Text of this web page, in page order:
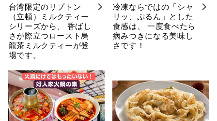
台湾限定のリプトン
（立頓）ミルクティー
シリーズから、 香ばし
さが際立つロースト烏
龍茶ミルクティーが登
場です。
冷凍ならではの「シャ
リッ、ぷるん」とした
食感は、 一度食べたら
病みつきになる美味し
さです！